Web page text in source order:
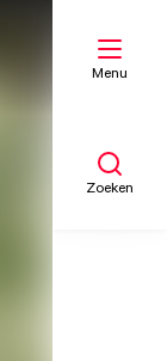
Menu
Zoeken